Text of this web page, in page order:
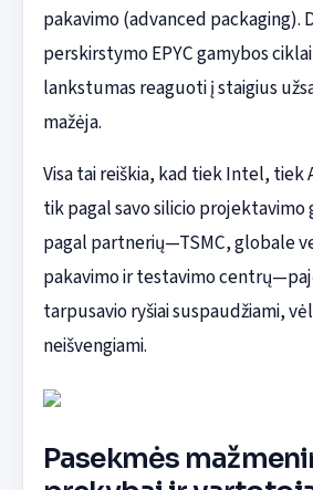
pakavimo (advanced packaging).
perskirstymo EPYC gamybos
lankstumas reaguoti į staigius
mažėja.
Visa tai reiškia, kad tiek Intel, tiek
tik pagal savo silicio
pagal partnerių—TSMC, globale
pakavimo ir testavimo
tarpusavio ryšiai suspaudžiami,
neišvengiami.
Pasekmės